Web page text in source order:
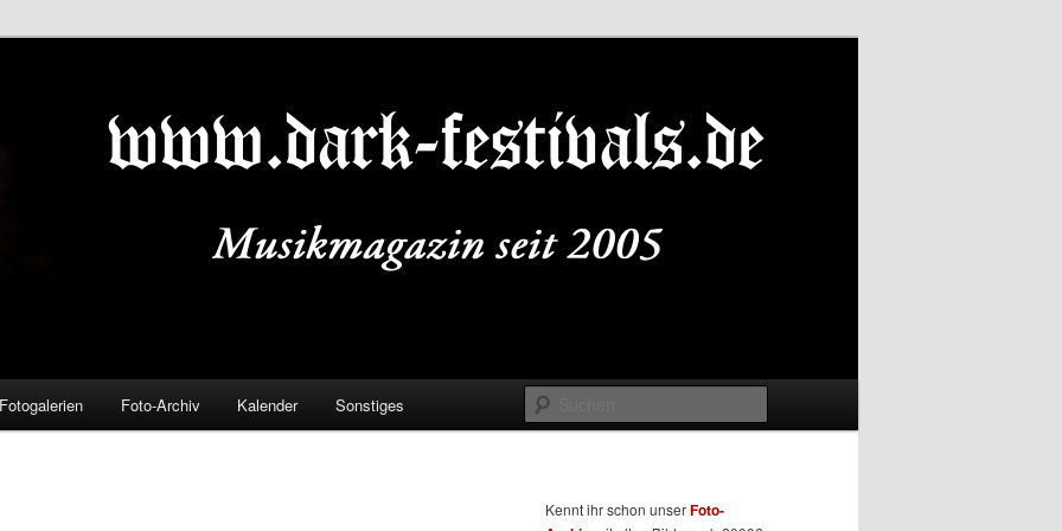
Fotogalerien Foto-Archiv Kalender Sonstiges
Kennt ihr schon unserFoto-